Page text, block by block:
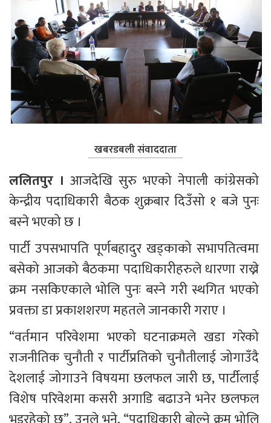
खबरडबली संवाददाता
ललितपुर । आजदेखि सुरु भएको नेपाली कांग्रेसको
केन्द्रीय पदाधिकारी बैठक शुक्रबार दिउँसो १ बजे पुनः
बस्ने भएको छ ।
पार्टी उपसभापति पूर्णबहादुर खड्काको सभापतित्वमा
बसेको आजको बैठकमा पदाधिकारीहरुले धारणा राख्ने
क्रम नसकिएकाले भोलि पुनः बस्ने गरी स्थगित भएको
प्रवक्ता डा प्रकाशशरण महतले जानकारी गराए ।
“वर्तमान परिवेशमा भएको घटनाक्रमले खडा गरेको
राजनीतिक चुनौती र पार्टीप्रतिको चुनौतीलाई जोगाउँदै
देशलाई जोगाउने विषयमा छलफल जारी छ, पार्टीलाई
विशेष परिवेशमा कसरी अगाडि बढाउने भनेर छलफल